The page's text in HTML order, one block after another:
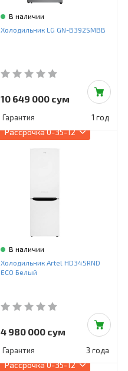
В наличии
Холодильник LG GN-B392SMBB
10 649 000 сум
Гарантия 1 год
Рассрочка0-35-12
В наличии
Холодильник Artel HD345RND
ECO Белый
4 980 000 сум
Гарантия 3 года
Рассрочка0-35-12